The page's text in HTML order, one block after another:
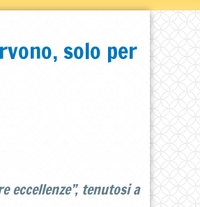
solo per
eccellenze”, tenutosi a